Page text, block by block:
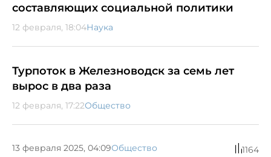
составляющих социальной политики
12 февраля, 18:04Наука
Турпоток в Железноводск за семь лет
вырос в два раза
12 февраля, 17:22Общество
13 февраля 2025, 04:09Общество 1164